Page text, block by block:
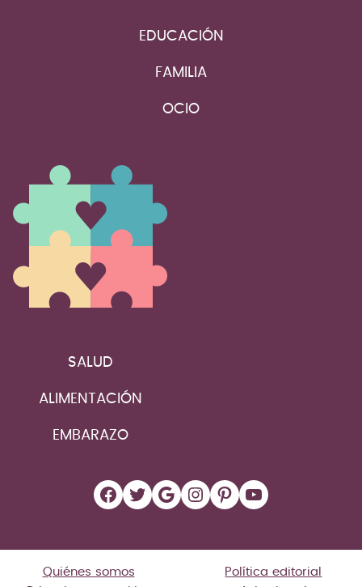
EDUCACIÓN
FAMILIA
OCIO
SALUD
ALIMENTACIÓN
EMBARAZO
Facebook
Twitter
Google
Instagram
Pinterest
YouTube
Quiénes somos
Política editorial